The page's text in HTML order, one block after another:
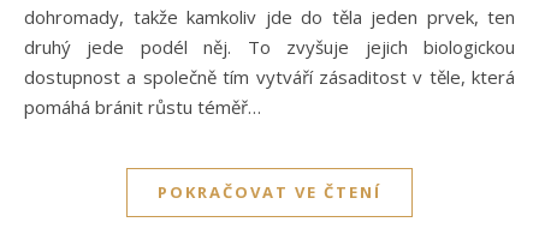
dohromady, takže kamkoliv jde do těla jeden prvek, ten
druhý jede podél něj. To zvyšuje jejich biologickou
dostupnost a společně tím vytváří zásaditost v těle, která
pomáhá bránit růstu téměř…
POKRAČOVAT VE ČTENÍ